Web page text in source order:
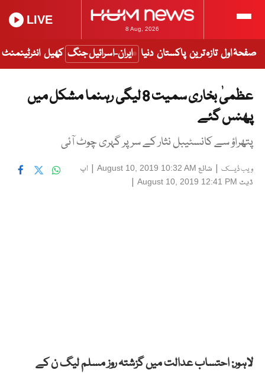
8 Aug, 2026
LIVE
صفحۂ اول تازہ ترین پاکستان دنیا ایران-اسرائیل جنگ کھیل انٹرٹینمنٹ
عظمیٰ بخاری سمیت 8 لیگی رہنما مشکل میں
پھنس گئے
پتھراؤ سے کانسٹیبل نثار کے سر پر گہری چوٹ آئی
ویب ڈیسک | شائع August 10, 2019 10:32 AM
| اپ
ڈیٹ August 10, 2019 12:41 PM
|
لاہور: احتساب عدالت میں گزشتہ روز مسلم لیگ ن کے